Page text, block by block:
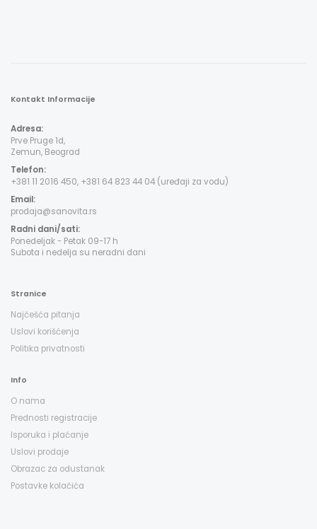
Kontakt Informacije
Adresa:
Prve Pruge 1d,
Zemun, Beograd
Telefon:
+381 11 2016 450, +381 64 823 44 04 (uređaji za vodu)
Email:
prodaja@sanovita.rs
Radni dani/sati:
Ponedeljak - Petak 09-17 h
Subota i nedelja su neradni dani
Stranice
Najčešća pitanja
Uslovi korišćenja
Politika privatnosti
Info
O nama
Prednosti registracije
Isporuka i plaćanje
Uslovi prodaje
Obrazac za odustanak
Postavke kolačića